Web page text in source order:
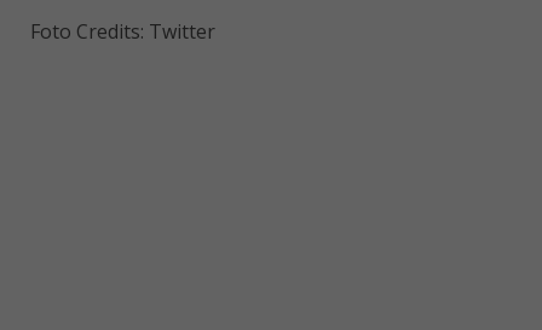
Foto Credits: Twitter